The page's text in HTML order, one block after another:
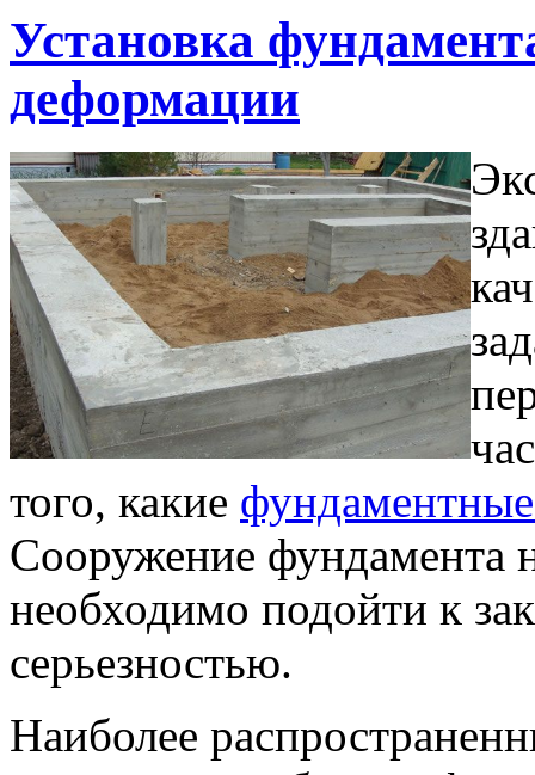
Установка
деформации
того, какие
Сооружение фундамента
необходимо подойти к
серьезностью.
Наиболее